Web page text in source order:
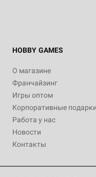
HOBBY GAMES
О магазине
Франчайзинг
Игры оптом
Корпоративные подарки
Работа у нас
Новости
Контакты